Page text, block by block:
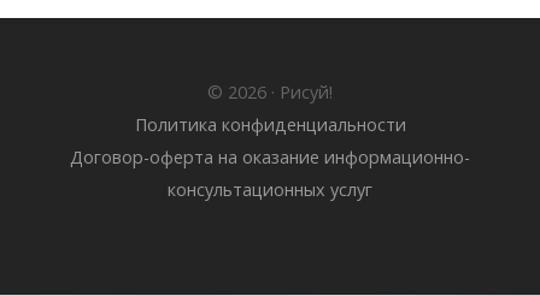
© 2026 · Рисуй!
Политика конфиденциальности
Договор-оферта на оказание информационно-
консультационных услуг